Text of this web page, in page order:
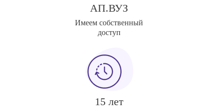
АП.ВУЗ
Имеем собственный
доступ
15 лет